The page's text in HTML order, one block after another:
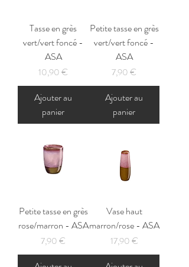
Tasse en grès
vert/vert foncé -
ASA
Prix
10,90 €
Ajouter au
panier
Petite tasse en grès
vert/vert foncé -
ASA
Prix
7,90 €
Ajouter au
panier
Petite tasse en grès
rose/marron - ASA
Prix
7,90 €
Vase haut
marron/rose - ASA
Prix
17,90 €